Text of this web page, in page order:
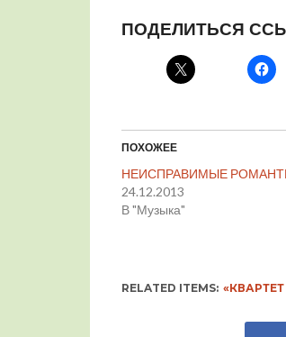
ПОДЕЛИТЬСЯ
ПОХОЖЕЕ
НЕИСПРАВИМЫЕ
24.12.2013
В "Музыка"
RELATED ITEMS: